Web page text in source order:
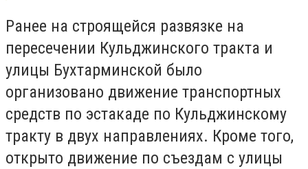
Ранее на строящейся развязке на
пересечении Кульджинского тракта и
улицы Бухтарминской было
организовано движение транспортных
средств по эстакаде по Кульджинскому
тракту в двух направлениях. Кроме того,
открыто движение по съездам с улицы